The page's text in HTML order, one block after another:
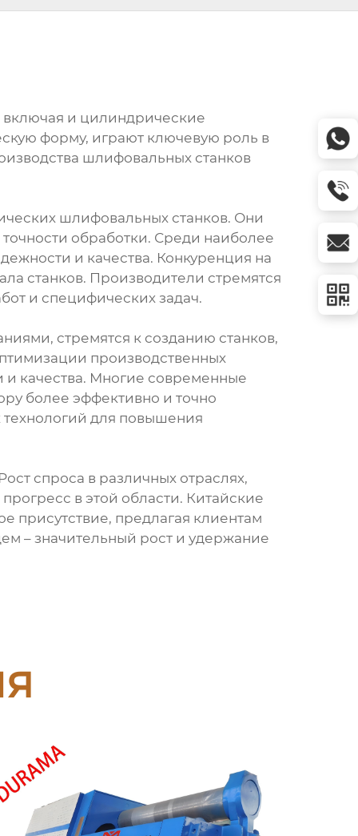
включая и цилиндрические
форму, играют ключевую роль в
шлифовальных станков
шлифовальных станков. Они
обработки. Среди наиболее
и качества. Конкуренция на
станков. Производители стремятся
и специфических задач.
стремятся к созданию станков,
производственных
и качества. Многие современные
более эффективно и точно
для повышения
спроса в различных отраслях,
в этой области. Китайские
присутствие, предлагая клиентам
– значительный рост и удержание